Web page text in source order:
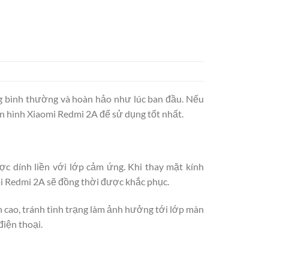
thường và hoàn hảo như lúc ban đầu. Nếu
Xiaomi Redmi 2A để sử dụng tốt nhất.
dính liền với lớp cảm ứng. Khi thay mặt kính
Redmi 2A sẽ đồng thời được khắc phục.
cao, tránh tình trạng làm ảnh hưởng tới lớp màn
thoại.